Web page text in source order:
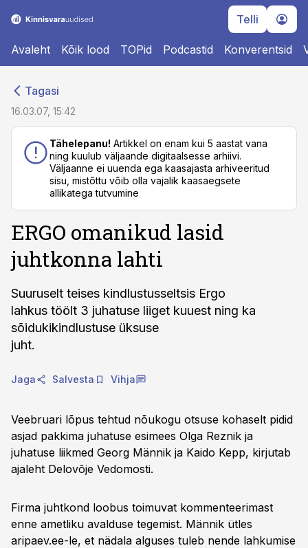
Telli
Avaleht Kõik lood TOPid Podcastid Konverentsid
Tagasi
16.03.07, 15:42
Tähelepanu! Artikkel on enam kui 5 aastat vana
ning kuulub väljaande digitaalsesse arhiivi.
Väljaanne ei uuenda ega kaasajasta arhiveeritud
sisu, mistõttu võib olla vajalik kaasaegsete
allikatega tutvumine
ERGO omanikud lasid
juhtkonna lahti
Suuruselt teises kindlustusseltsis Ergo
lahkus töölt 3 juhatuse liiget kuuest ning ka
sõidukikindlustuse üksuse
juht.
Jaga Salvesta Vihja
Veebruari lõpus tehtud nõukogu otsuse kohaselt pidid
asjad pakkima juhatuse esimees Olga Reznik ja
juhatuse liikmed Georg Männik ja Kaido Kepp, kirjutab
ajaleht Delovõje Vedomosti.
Firma juhtkond loobus toimuvat kommenteerimast
enne ametliku avalduse tegemist. Männik ütles
aripaev.ee-le, et nädala alguses tuleb nende lahkumise